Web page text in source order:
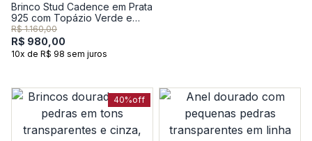
Brinco Stud Cadence em Prata
925 com Topázio Verde e
Safira
R$ 1.160,00
R$ 980,00
10x de R$ 98 sem juros
40%off